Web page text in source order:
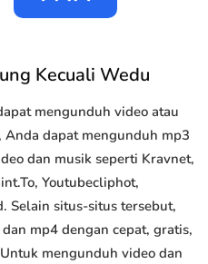
Kecuali Wedu
mengunduh video atau
dapat mengunduh mp3
dan musik seperti Kravnet,
Youtubecliphot,
Selain situs-situs tersebut,
mp4 dengan cepat, gratis,
mengunduh video dan